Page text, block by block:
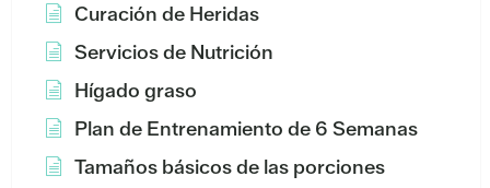
Curación de Heridas
Servicios de Nutrición
Hígado graso
Plan de Entrenamiento de 6 Semanas
Tamaños básicos de las porciones